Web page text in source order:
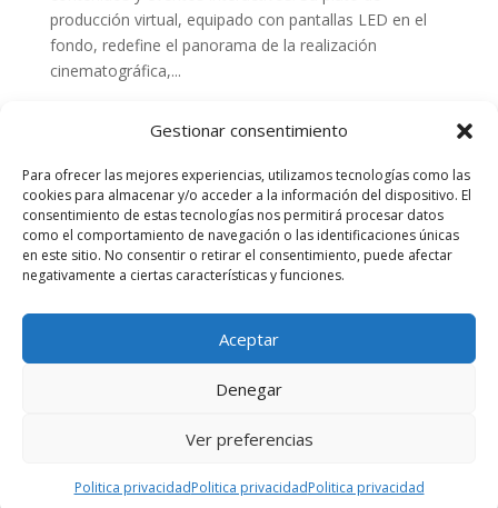
Gestionar consentimiento
Para ofrecer las mejores experiencias, utilizamos tecnologías como las
cookies para almacenar y/o acceder a la información del dispositivo. El
consentimiento de estas tecnologías nos permitirá procesar datos
como el comportamiento de navegación o las identificaciones únicas
en este sitio. No consentir o retirar el consentimiento, puede afectar
negativamente a ciertas características y funciones.
Aceptar
Denegar
Ver preferencias
Politica privacidadPolitica privacidadPolitica privacidad
producción virtual, equipado con pantallas LED en el
fondo, redefine el panorama de la realización
cinematográfica,...